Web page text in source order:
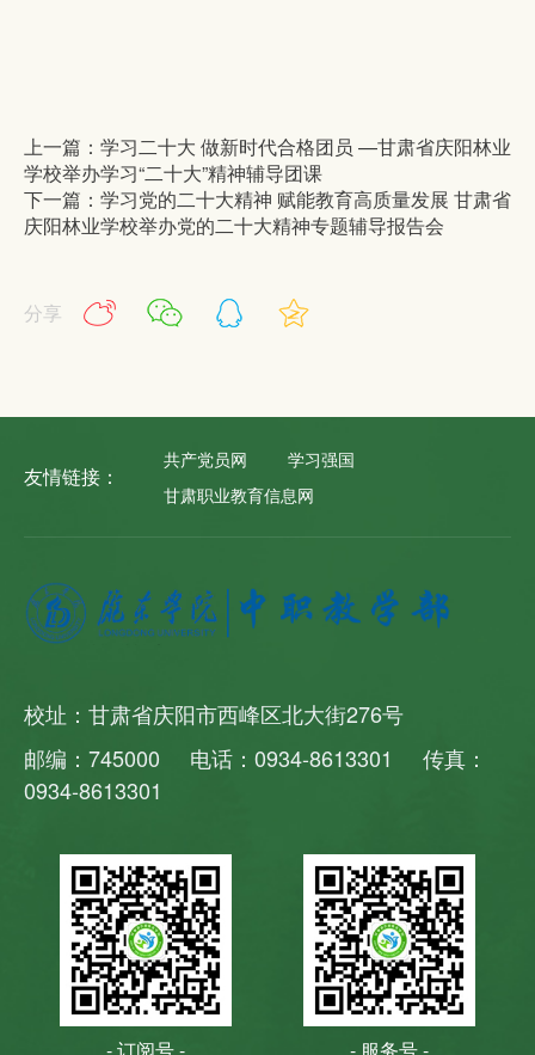
上一篇：学习二十大 做新时代合格团员 —甘肃省庆阳林业
学校举办学习“二十大”精神辅导团课
下一篇：学习党的二十大精神 赋能教育高质量发展 甘肃省
庆阳林业学校举办党的二十大精神专题辅导报告会
分享
友情链接：
共产党员网
学习强国
甘肃职业教育信息网
校址：甘肃省庆阳市西峰区北大街276号
邮编：745000 电话：0934-8613301 传真：
0934-8613301